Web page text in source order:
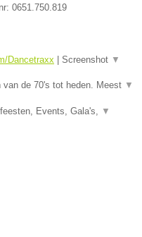
0651.750.819
Dancetraxx Screenshot ▼
van de 70's tot heden. Meest ▼
Events, Gala's, ▼